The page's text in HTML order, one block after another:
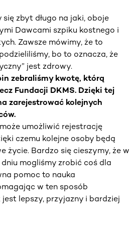
zbyt długo na jaki, oboje
Dawcami szpiku kostnego i
Zawsze mówimy, że to
bo to oznacza, że
jest zdrowy.
zebraliśmy kwotę, którą
Fundacji DKMS. Dzięki tej
zarejestrować kolejnych
umożliwić rejestrację
czemu kolejne osoby będą
życie. Bardzo się cieszymy, że w
mogliśmy zrobić coś dla
pomoc to nauka
w ten sposób
lepszy, przyjazny i bardziej